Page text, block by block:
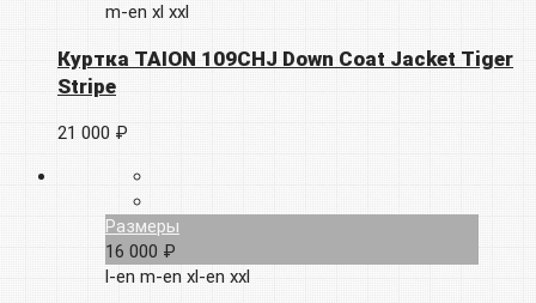
m-en xl xxl
Куртка TAION 109CHJ Down Coat Jacket Tiger
Stripe
21 000 ₽
Размеры
16 000 ₽
l-en m-en xl-en xxl